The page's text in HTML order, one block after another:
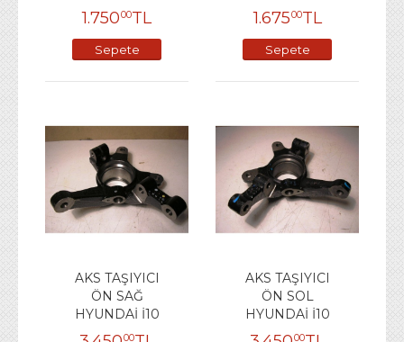
1.75000TL
Sepete
1.67500TL
Sepete
AKS TAŞIYICI
ÖN SAĞ
HYUNDAİ İ10
00
AKS TAŞIYICI
ÖN SOL
HYUNDAİ İ10
00